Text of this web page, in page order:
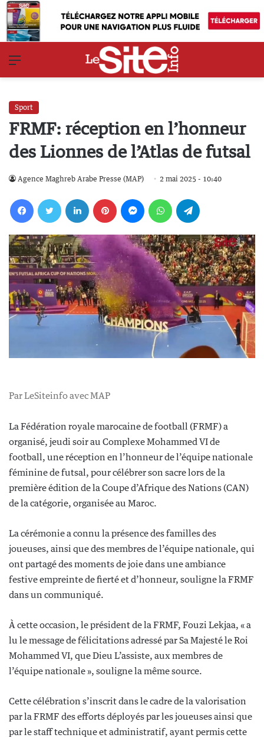
Sport
FRMF: réception en l’honneur
des Lionnes de l’Atlas de futsal
Agence Maghreb Arabe Presse (MAP) 2 mai 2025 - 10:40
Par LeSiteinfo avec MAP
La Fédération royale marocaine de football (FRMF) a
organisé, jeudi soir au Complexe Mohammed VI de
football, une réception en l’honneur de l’équipe nationale
féminine de futsal, pour célébrer son sacre lors de la
première édition de la Coupe d’Afrique des Nations (CAN)
de la catégorie, organisée au Maroc.
La cérémonie a connu la présence des familles des
joueuses, ainsi que des membres de l’équipe nationale, qui
ont partagé des moments de joie dans une ambiance
festive empreinte de fierté et d’honneur, souligne la FRMF
dans un communiqué.
À cette occasion, le président de la FRMF, Fouzi Lekjaa, « a
lu le message de félicitations adressé par Sa Majesté le Roi
Mohammed VI, que Dieu L’assiste, aux membres de
l’équipe nationale », souligne la même source.
Cette célébration s’inscrit dans le cadre de la valorisation
par la FRMF des efforts déployés par les joueuses ainsi que
par le staff technique et administratif, ayant permis cette